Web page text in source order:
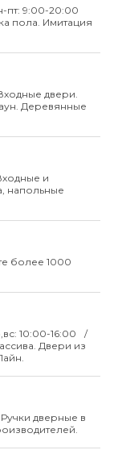
пт: 9:00-20:00
пола. Имитация
двери.
Деревянные
и
напольные
более 1000
10:00-16:00
Двери из
Ручки дверные в